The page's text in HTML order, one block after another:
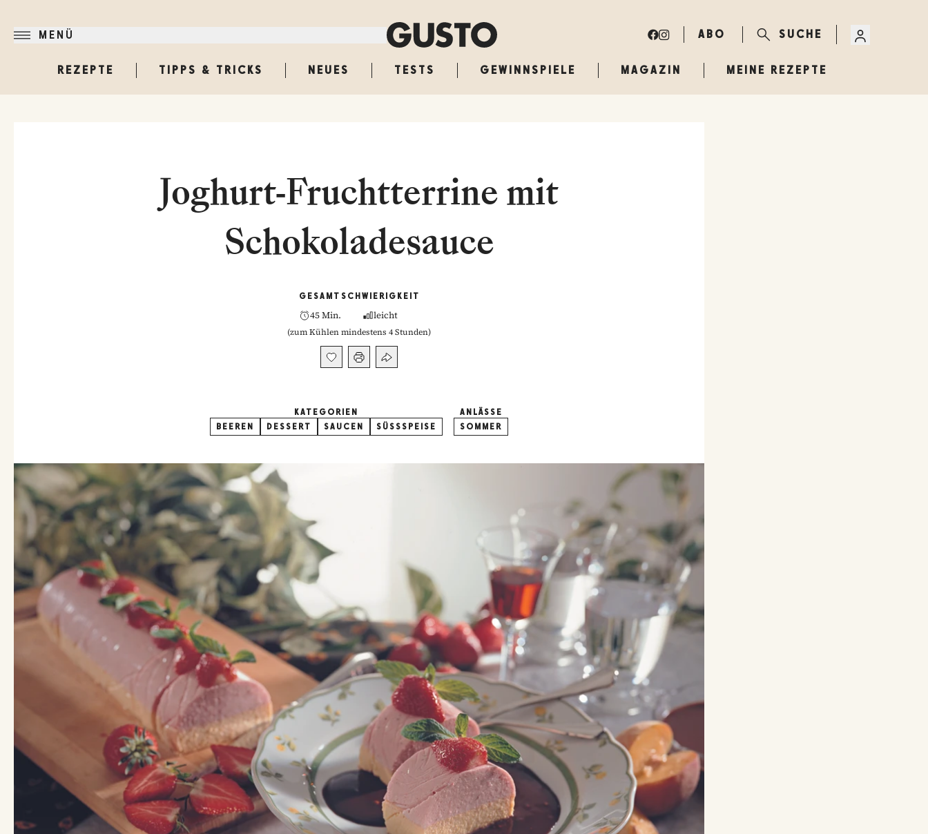
MENÜ ABO SUCHE
REZEPTE TIPPS & TRICKS NEUES TESTS GEWINNSPIELE MAGAZIN MEINE REZEPTE
Joghurt-Fruchtterrine mit
Schokoladesauce
GESAMT
45 Min.
SCHWIERIGKEIT
leicht
(zum Kühlen mindestens 4 Stunden)
KATEGORIEN
BEEREN
DESSERT SAUCEN SÜSSSPEISE
ANLÄSSE
SOMMER